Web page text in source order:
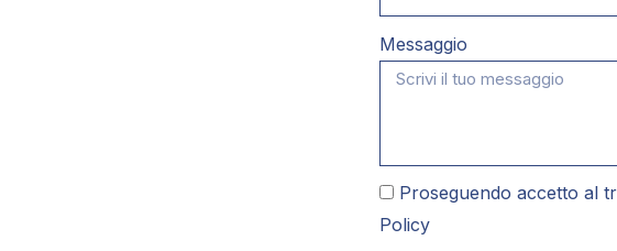
Messaggio
Proseguendo accetto al
Policy